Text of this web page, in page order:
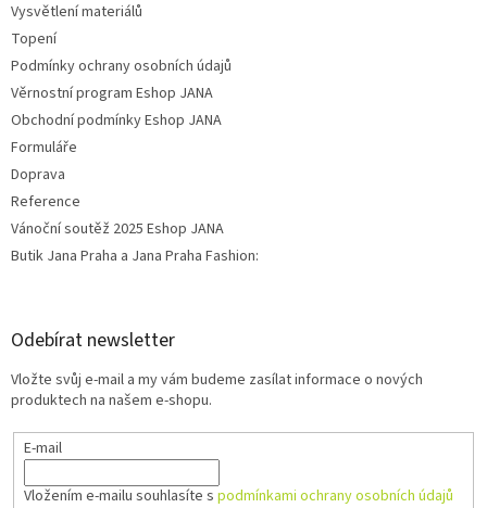
Vysvětlení materiálů
Topení
Podmínky ochrany osobních údajů
Věrnostní program Eshop JANA
Obchodní podmínky Eshop JANA
Formuláře
Doprava
Reference
Vánoční soutěž 2025 Eshop JANA
Butik Jana Praha a Jana Praha Fashion:
Odebírat newsletter
Vložte svůj e-mail a my vám budeme zasílat informace o nových
produktech na našem e-shopu.
E-mail
Vložením e-mailu souhlasíte s podmínkami ochrany osobních údajů